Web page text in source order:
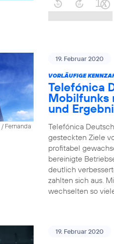
Fernanda
19. Februar 2020
VORLÄUFIGE
Telefónica
Mobilfunks
und
Telefónica
gesteckten Ziele
profitabel
bereinigte
deutlich
zahlten sich aus.
wechselten so
19. Februar 2020